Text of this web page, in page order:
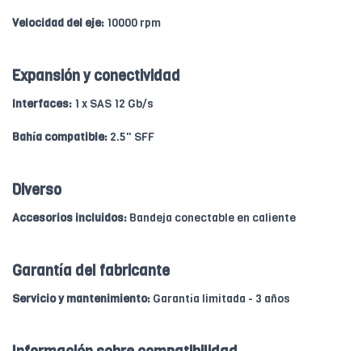
Velocidad del eje: 10000 rpm
Expansión y conectividad
Interfaces: 1 x SAS 12 Gb/s
Bahía compatible: 2.5" SFF
Diverso
Accesorios incluidos: Bandeja conectable en caliente
Garantía del fabricante
Servicio y mantenimiento: Garantía limitada - 3 años